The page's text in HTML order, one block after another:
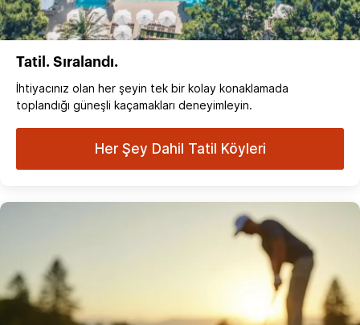
Tatil. Sıralandı.
İhtiyacınız olan her şeyin tek bir kolay konaklamada
toplandığı güneşli kaçamakları deneyimleyin.
Her Şey Dahil Tatil Köyleri